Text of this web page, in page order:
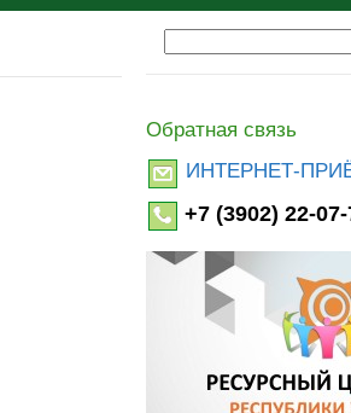
Обратная связь
ИНТЕРНЕТ-
+7 (3902) 22-